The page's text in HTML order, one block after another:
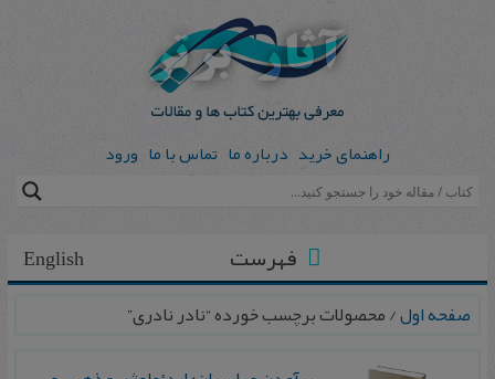
راهنمای خرید درباره ما تماس با ما ورود
English فهرست
صفحه اول/ محصولات برچسب خورده “نادر نادری”